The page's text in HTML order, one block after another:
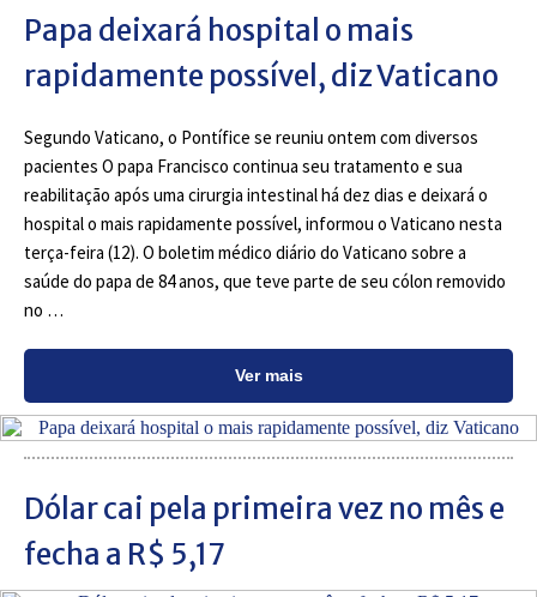
Papa deixará hospital o mais
rapidamente possível, diz Vaticano
Segundo Vaticano, o Pontífice se reuniu ontem com diversos
pacientes O papa Francisco continua seu tratamento e sua
reabilitação após uma cirurgia intestinal há dez dias e deixará o
hospital o mais rapidamente possível, informou o Vaticano nesta
terça-feira (12). O boletim médico diário do Vaticano sobre a
saúde do papa de 84 anos, que teve parte de seu cólon removido
no …
Ver mais
Dólar cai pela primeira vez no mês e
fecha a R$ 5,17